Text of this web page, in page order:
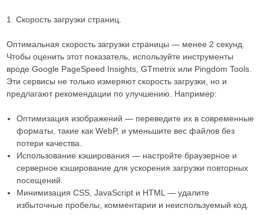
1. Скорость загрузки страниц.
Оптимальная скорость загрузки страницы — менее 2 секунд.
Чтобы оценить этот показатель, используйте инструменты
вроде Google PageSpeed Insights, GTmetrix или Pingdom Tools.
Эти сервисы не только измеряют скорость загрузки, но и
предлагают рекомендации по улучшению. Например:
Оптимизация изображений — переведите их в современные
форматы, такие как WebP, и уменьшите вес файлов без
потери качества.
Использование кэширования — настройте браузерное и
серверное кэширование для ускорения загрузки повторных
посещений.
Минимизация CSS, JavaScript и HTML — удалите
избыточные пробелы, комментарии и неиспользуемый код.